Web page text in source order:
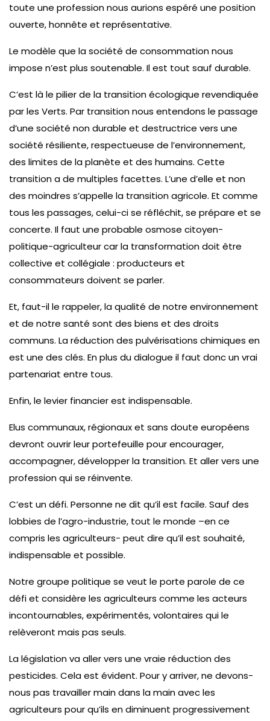
toute une profession nous aurions espéré une position
ouverte, honnête et représentative.
Le modèle que la société de consommation nous
impose n’est plus soutenable. Il est tout sauf durable.
C’est là le pilier de la transition écologique revendiquée
par les Verts. Par transition nous entendons le passage
d’une société non durable et destructrice vers une
société résiliente, respectueuse de l’environnement,
des limites de la planète et des humains. Cette
transition a de multiples facettes. L’une d’elle et non
des moindres s’appelle la transition agricole. Et comme
tous les passages, celui-ci se réfléchit, se prépare et se
concerte. Il faut une probable osmose citoyen-
politique-agriculteur car la transformation doit être
collective et collégiale : producteurs et
consommateurs doivent se parler.
Et, faut-il le rappeler, la qualité de notre environnement
et de notre santé sont des biens et des droits
communs. La réduction des pulvérisations chimiques en
est une des clés. En plus du dialogue il faut donc un vrai
partenariat entre tous.
Enfin, le levier financier est indispensable.
Elus communaux, régionaux et sans doute européens
devront ouvrir leur portefeuille pour encourager,
accompagner, développer la transition. Et aller vers une
profession qui se réinvente.
C’est un défi. Personne ne dit qu’il est facile. Sauf des
lobbies de l’agro-industrie, tout le monde –en ce
compris les agriculteurs- peut dire qu’il est souhaité,
indispensable et possible.
Notre groupe politique se veut le porte parole de ce
défi et considère les agriculteurs comme les acteurs
incontournables, expérimentés, volontaires qui le
relèveront mais pas seuls.
La législation va aller vers une vraie réduction des
pesticides. Cela est évident. Pour y arriver, ne devons-
nous pas travailler main dans la main avec les
agriculteurs pour qu’ils en diminuent progressivement